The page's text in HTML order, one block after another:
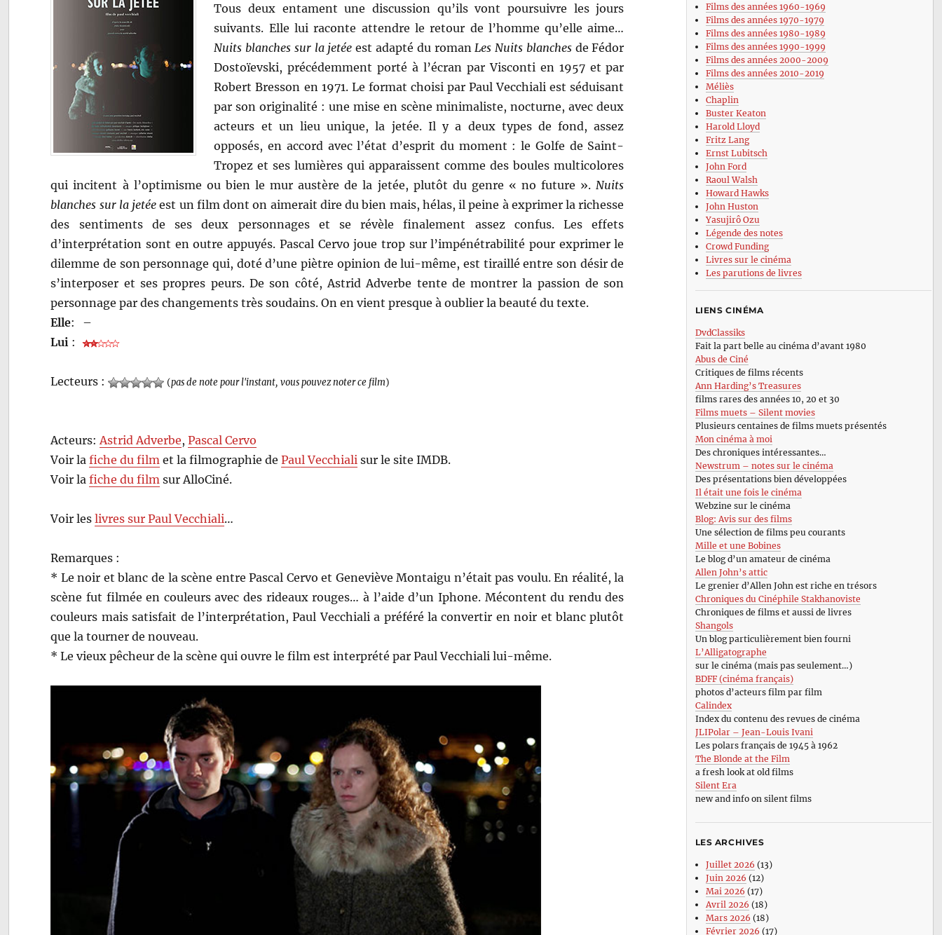
Tous deux entament une discussion qu’ils vont poursuivre les jours
suivants. Elle lui raconte attendre le retour de l’homme qu’elle aime…
Nuits blanches sur la jetée est adapté du romanLes Nuits blanchesde Fédor
Dostoïevski, précédemment porté à l’écran par Visconti en 1957 et par
Robert Bresson en 1971. Le format choisi par Paul Vecchiali est séduisant
par son originalité : une mise en scène minimaliste, nocturne, avec deux
acteurs et un lieu unique, la jetée. Il y a deux types de fond, assez
opposés, en accord avec l’état d’esprit du moment : le Golfe de Saint-
Tropez et ses lumières qui apparaissent comme des boules multicolores
qui incitent à l’optimisme ou bien le mur austère de la jetée, plutôt du genre « no future ».Nuits
blanches sur la jetée est un film dont on aimerait dire du bien mais, hélas, il peine à exprimer la richesse
des sentiments de ses deux personnages et se révèle finalement assez confus. Les effets
d’interprétation sont en outre appuyés. Pascal Cervo joue trop sur l’impénétrabilité pour exprimer le
dilemme de son personnage qui, doté d’une piètre opinion de lui-même, est tiraillé entre son désir de
s’interposer et ses propres peurs. De son côté, Astrid Adverbe tente de montrer la passion de son
personnage par des changements très soudains. On en vient presque à oublier la beauté du texte.
Elle:
–
Lui :
Lecteurs : (pas de note pour l'instant, vous pouvez noter ce film)
Acteurs:Astrid Adverbe,Pascal Cervo
Voir lafiche du film et la filmographie dePaul Vecchiali sur le site IMDB.
Voir lafiche du film sur AlloCiné.
Voir leslivres sur Paul Vecchiali…
Remarques :
* Le noir et blanc de la scène entre Pascal Cervo et Geneviève Montaigu n’était pas voulu. En réalité, la
scène fut filmée en couleurs avec des rideaux rouges… à l’aide d’un Iphone. Mécontent du rendu des
couleurs mais satisfait de l’interprétation, Paul Vecchiali a préféré la convertir en noir et blanc plutôt
que la tourner de nouveau.
* Le vieux pêcheur de la scène qui ouvre le film est interprété par Paul Vecchiali lui-même.
Films des années 1960-1969
Films des années 1970-1979
Films des années 1980-1989
Films des années 1990-1999
Films des années 2000-2009
Films des années 2010-2019
Méliès
Chaplin
Buster Keaton
Harold Lloyd
Fritz Lang
Ernst Lubitsch
John Ford
Raoul Walsh
Howard Hawks
John Huston
Yasujirô Ozu
Légende des notes
Crowd Funding
Livres sur le cinéma
Les parutions de livres
LIENS CINÉMA
DvdClassiks
Fait la part belle au cinéma d’avant 1980
Abus de Ciné
Critiques de films récents
Ann Harding’s Treasures
films rares des années 10, 20 et 30
Films muets – Silent movies
Plusieurs centaines de films muets présentés
Mon cinéma à moi
Des chroniques intéressantes…
Newstrum – notes sur le cinéma
Des présentations bien développées
Il était une fois le cinéma
Webzine sur le cinéma
Blog: Avis sur des films
Une sélection de films peu courants
Mille et une Bobines
Le blog d’un amateur de cinéma
Allen John’s attic
Le grenier d’Allen John est riche en trésors
Chroniques du Cinéphile Stakhanoviste
Chroniques de films et aussi de livres
Shangols
Un blog particulièrement bien fourni
L’Alligatographe
sur le cinéma (mais pas seulement…)
BDFF (cinéma français)
photos d’acteurs film par film
Calindex
Index du contenu des revues de cinéma
JLIPolar – Jean-Louis Ivani
Les polars français de 1945 à 1962
The Blonde at the Film
a fresh look at old films
Silent Era
new and info on silent films
LES ARCHIVES
Juillet 2026 (13)
Juin 2026 (12)
Mai 2026 (17)
Avril 2026 (18)
Mars 2026 (18)
Février 2026 (17)